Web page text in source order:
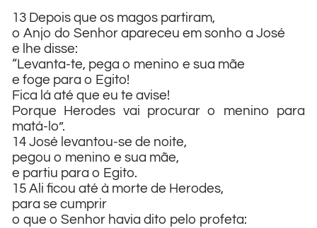
13 Depois que os magos partiram,
o Anjo do Senhor apareceu em sonho a José
e lhe disse:
“Levanta-te, pega o menino e sua mãe
e foge para o Egito!
Fica lá até que eu te avise!
Porque Herodes vai procurar o menino para
matá-lo”.
14 José levantou-se de noite,
pegou o menino e sua mãe,
e partiu para o Egito.
15 Ali ficou até à morte de Herodes,
para se cumprir
o que o Senhor havia dito pelo profeta: